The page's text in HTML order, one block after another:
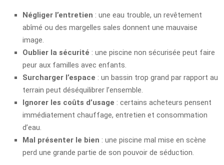
Négliger l’entretien : une eau trouble, un revêtement
abîmé ou des margelles sales donnent une mauvaise
image.
Oublier la sécurité : une piscine non sécurisée peut faire
peur aux familles avec enfants.
Surcharger l’espace : un bassin trop grand par rapport au
terrain peut déséquilibrer l’ensemble.
Ignorer les coûts d’usage : certains acheteurs pensent
immédiatement chauffage, entretien et consommation
d’eau.
Mal présenter le bien : une piscine mal mise en scène
perd une grande partie de son pouvoir de séduction.